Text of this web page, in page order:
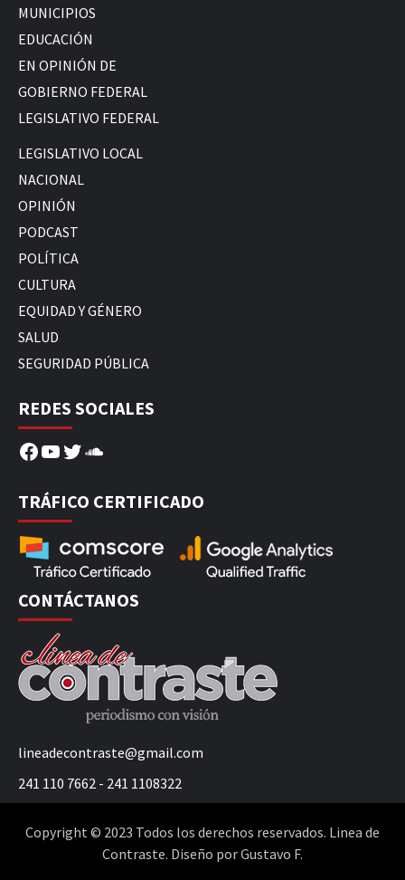
MUNICIPIOS
EDUCACIÓN
EN OPINIÓN DE
GOBIERNO FEDERAL
LEGISLATIVO FEDERAL
LEGISLATIVO LOCAL
NACIONAL
OPINIÓN
PODCAST
POLÍTICA
CULTURA
EQUIDAD Y GÉNERO
SALUD
SEGURIDAD PÚBLICA
REDES SOCIALES
Facebook
YouTube
Twitter
SoundCloud
TRÁFICO CERTIFICADO
CONTÁCTANOS
lineadecontraste@gmail.com
241 110 7662 - 241 1108322
Copyright © 2023 Todos los derechos reservados. Linea de
Contraste. Diseño por Gustavo F.